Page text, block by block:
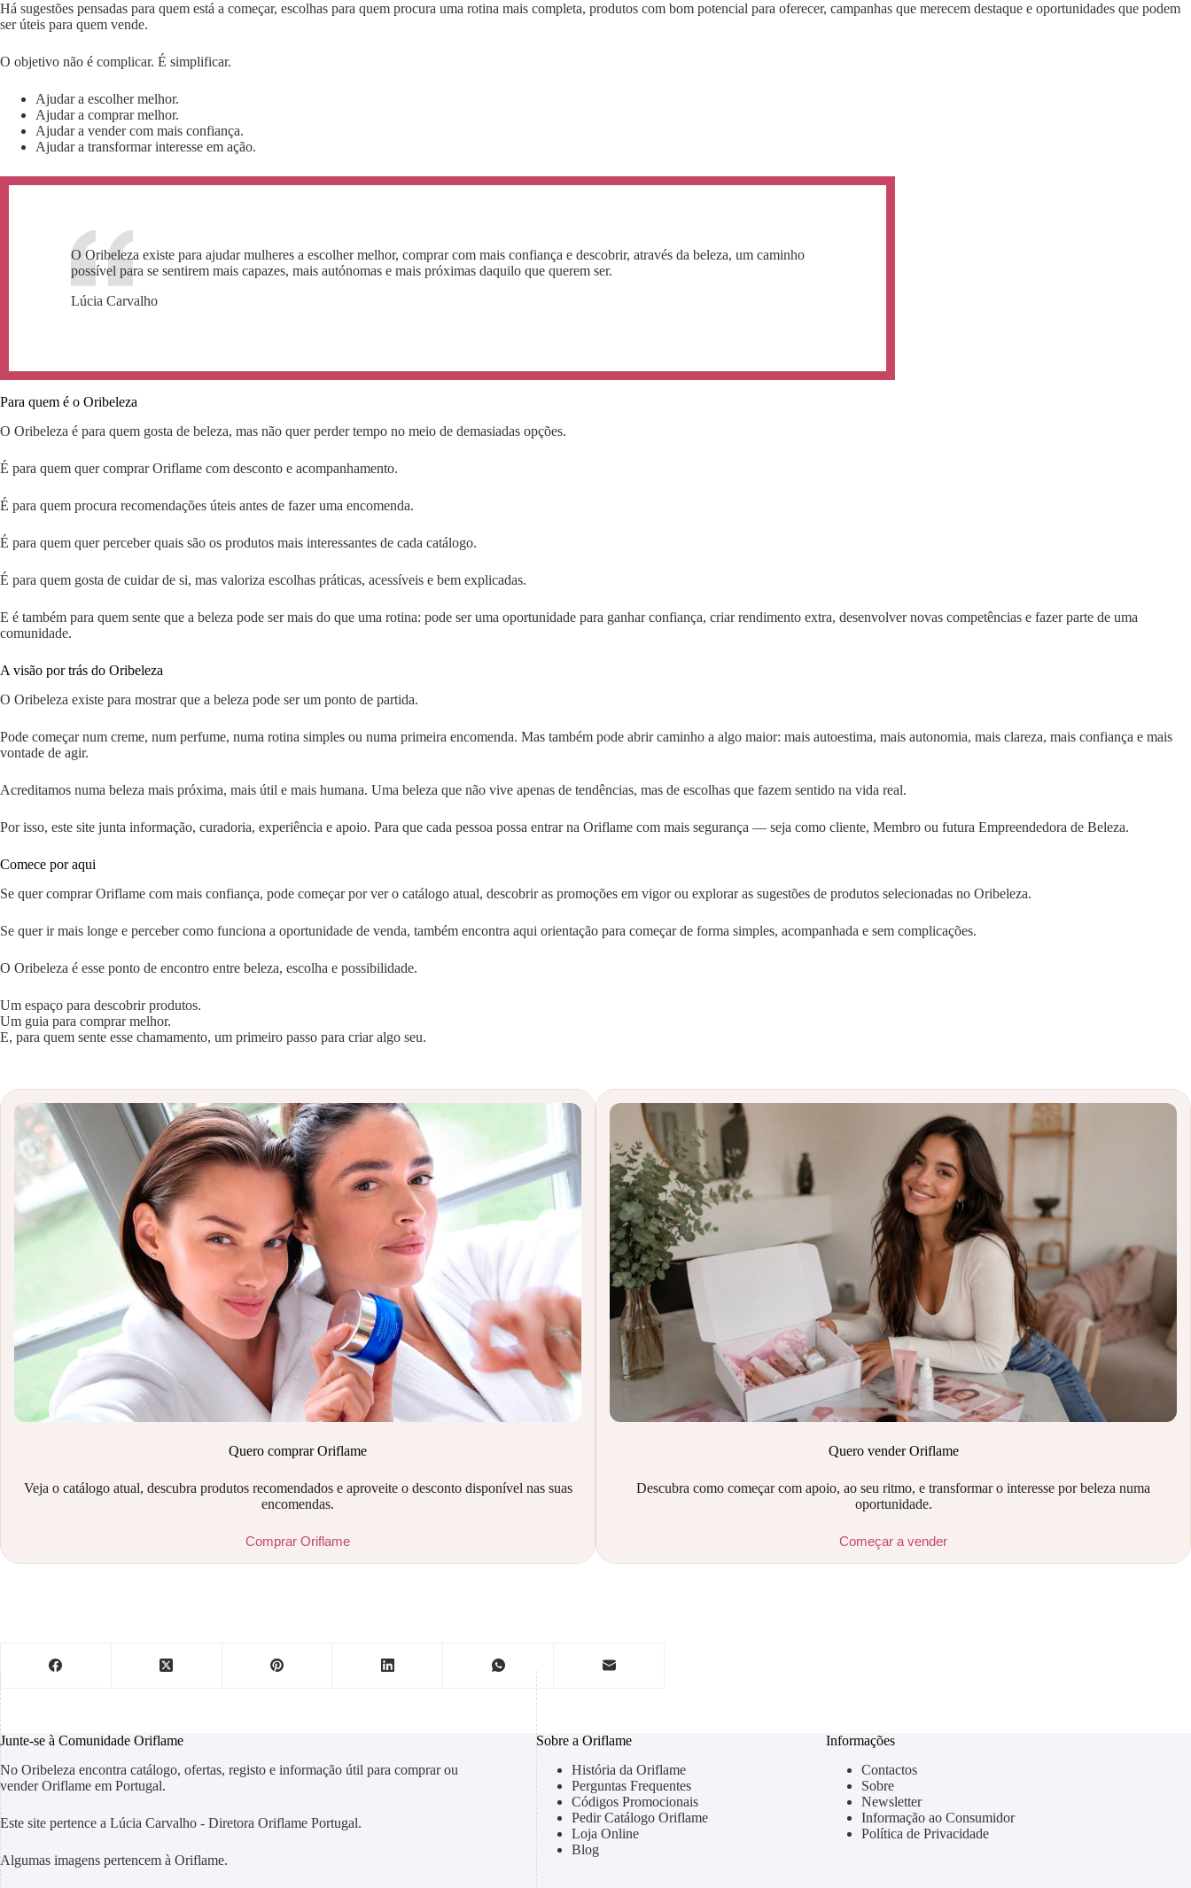
Há sugestões pensadas para quem está a começar, escolhas para quem procura uma rotina mais completa, produtos com bom potencial para oferecer, campanhas que merecem destaque e oportunidades que podem
ser úteis para quem vende.
O objetivo não é complicar. É simplificar.
Ajudar a escolher melhor.
Ajudar a comprar melhor.
Ajudar a vender com mais confiança.
Ajudar a transformar interesse em ação.
O Oribeleza existe para ajudar mulheres a escolher melhor, comprar com mais confiança e descobrir, através da beleza, um caminho
possível para se sentirem mais capazes, mais autónomas e mais próximas daquilo que querem ser.
Lúcia Carvalho
Para quem é o Oribeleza
O Oribeleza é para quem gosta de beleza, mas não quer perder tempo no meio de demasiadas opções.
É para quem quer comprar Oriflame com desconto e acompanhamento.
É para quem procura recomendações úteis antes de fazer uma encomenda.
É para quem quer perceber quais são os produtos mais interessantes de cada catálogo.
É para quem gosta de cuidar de si, mas valoriza escolhas práticas, acessíveis e bem explicadas.
E é também para quem sente que a beleza pode ser mais do que uma rotina: pode ser uma oportunidade para ganhar confiança, criar rendimento extra, desenvolver novas competências e fazer parte de uma
comunidade.
A visão por trás do Oribeleza
O Oribeleza existe para mostrar que a beleza pode ser um ponto de partida.
Pode começar num creme, num perfume, numa rotina simples ou numa primeira encomenda. Mas também pode abrir caminho a algo maior: mais autoestima, mais autonomia, mais clareza, mais confiança e mais
vontade de agir.
Acreditamos numa beleza mais próxima, mais útil e mais humana. Uma beleza que não vive apenas de tendências, mas de escolhas que fazem sentido na vida real.
Por isso, este site junta informação, curadoria, experiência e apoio. Para que cada pessoa possa entrar na Oriflame com mais segurança — seja como cliente, Membro ou futura Empreendedora de Beleza.
Comece por aqui
Se quer comprar Oriflame com mais confiança, pode começar por ver o catálogo atual, descobrir as promoções em vigor ou explorar as sugestões de produtos selecionadas no Oribeleza.
Se quer ir mais longe e perceber como funciona a oportunidade de venda, também encontra aqui orientação para começar de forma simples, acompanhada e sem complicações.
O Oribeleza é esse ponto de encontro entre beleza, escolha e possibilidade.
Um espaço para descobrir produtos.
Um guia para comprar melhor.
E, para quem sente esse chamamento, um primeiro passo para criar algo seu.
Quero comprar Oriflame
Veja o catálogo atual, descubra produtos recomendados e aproveite o desconto disponível nas suas
encomendas.
Comprar Oriflame
Quero vender Oriflame
Descubra como começar com apoio, ao seu ritmo, e transformar o interesse por beleza numa
oportunidade.
Começar a vender
Junte-se à Comunidade Oriflame
No Oribeleza encontra catálogo, ofertas, registo e informação útil para comprar ou
vender Oriflame em Portugal.
Este site pertence a Lúcia Carvalho - Diretora Oriflame Portugal.
Algumas imagens pertencem à Oriflame.
Sobre a Oriflame
História da Oriflame
Perguntas Frequentes
Códigos Promocionais
Pedir Catálogo Oriflame
Loja Online
Blog
Informações
Contactos
Sobre
Newsletter
Informação ao Consumidor
Política de Privacidade